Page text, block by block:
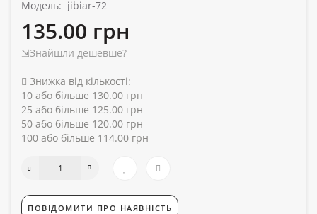
Модель: jibiar-72
135.00 грн
⇲Знайшли дешевше?
Знижка від кількості:
10 або більше 130.00 грн
25 або більше 125.00 грн
50 або більше 120.00 грн
100 або більше 114.00 грн
ПОВІДОМИТИ ПРО НАЯВНІСТЬ